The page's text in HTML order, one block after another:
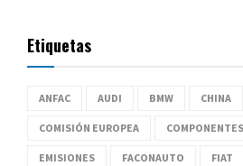
Etiquetas
ANFAC AUDI BMW CHINA
COMISIÓN EUROPEA COMPONENTES
EMISIONES FACONAUTO FIAT